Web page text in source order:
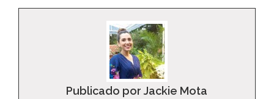
Publicado por Jackie Mota